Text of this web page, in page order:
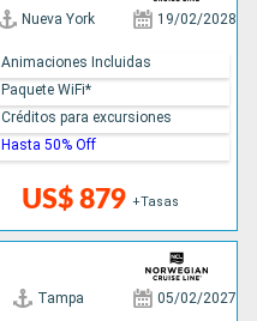
Nueva York 19/02/2028
US$ 879 +Tasas
Animaciones Incluidas
Paquete WiFi*
Créditos para excursiones
Hasta 50% Off
Tampa 05/02/2027